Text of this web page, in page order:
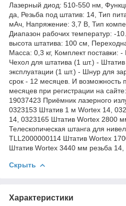
Лазерный диод: 510-550 нм,
да, Резьба под штатив: 14, Тип
мАч, Напряжение: 3,7 В, Тип
Диапазон рабочих температур: -
высота штатива: 100 см,
Масса: 0,3 кг, Комплект поставки:
Чехол для штатива (1 шт.) -
эксплуатации (1 шт.) - Шнур для
срок - 12 месяцев. И возможность
месяцев при регистрации на
19037423 Приёмник лазерного
0323153 Штатив 1 м Wortex 14,
14, 0323165 Штатив Wortex 2800
Телескопическая штанга для
TLL2000000114 Штатив Wortex
Штатив Wortex 3440 мм резьба 14,
Скрыть
Характеристики